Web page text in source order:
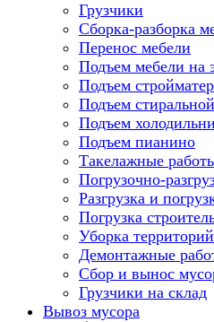
Грузчики
Сборка-разборка
Перенос мебели
Подъем мебели на
Подъем
Подъем
Подъем
Подъем пианино
Такелажные
Погрузочно-
Разгрузка и
Погрузка
Уборка территорий
Демонтажные
Сбор и вынос
Грузчики на склад
Вывоз мусора